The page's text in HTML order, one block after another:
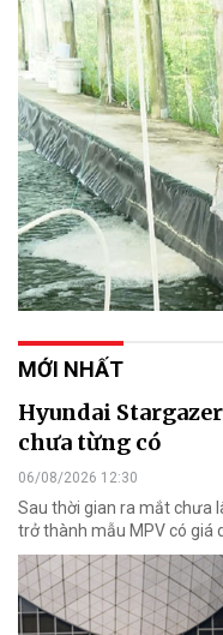
MỚI NHẤT
Hyundai
chưa từng có
06/08/2026 12:30
Sau thời gian ra mắt chưa
trở thành mẫu MPV có giá